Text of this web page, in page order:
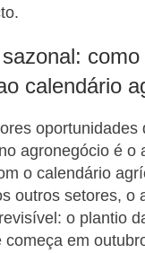
calendário
oportunidades
agronegócio é o
o calendário
outros setores, o
o plantio
começa em